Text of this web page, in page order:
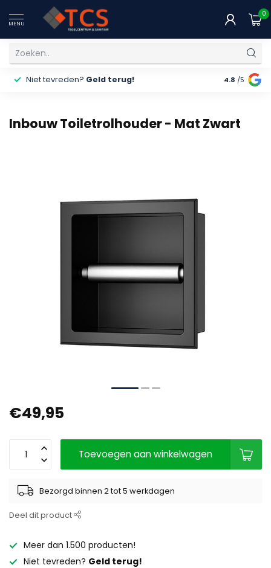
MENU
0
Niet tevreden? Geld terug! Gratis
4.8 /5
Inbouw Toiletrolhouder - Mat Zwart
€49,95
Toevoegen aan winkelwagen
Bezorgd binnen 2 tot 5 werkdagen
Deel dit product
Meer dan 1.500 producten!
Niet tevreden? Geld terug!